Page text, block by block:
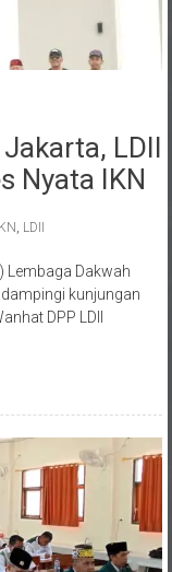
LDII
Nyata IKN
IKN , LDII
Lembaga Dakwah
kunjungan
DPP LDII